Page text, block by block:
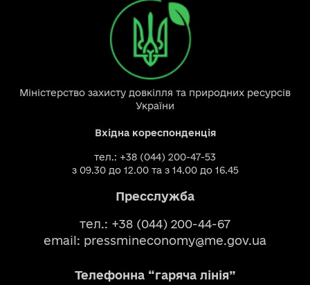
Міністерство захисту довкілля та природних ресурсів
України
Вхідна кореспонденція
тел.: +38 (044) 200-47-53
з 09.30 до 12.00 та з 14.00 до 16.45
Пресслужба
тел.: +38 (044) 200-44-67
email: pressmineconomy@me.gov.ua
Телефонна “гаряча лінія”